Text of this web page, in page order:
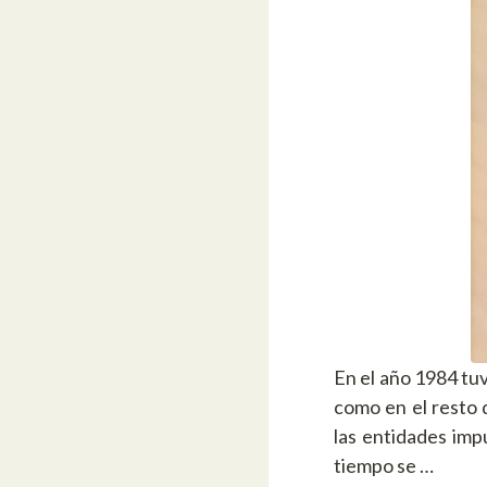
En el año 1984
como en el resto
las entidades
tiempo se …